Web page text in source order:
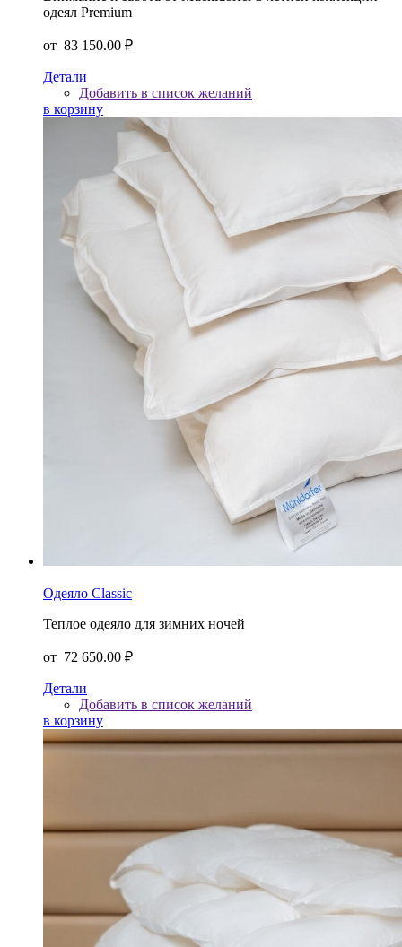
одеял Premium
от 83 150.00 ₽
Детали
Добавить в список желаний
в корзину
Одеяло Classic
Теплое одеяло для зимних ночей
от 72 650.00 ₽
Детали
Добавить в список желаний
в корзину